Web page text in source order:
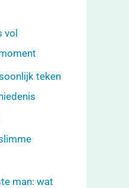
vol
teken
man: wat